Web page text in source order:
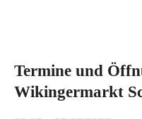
Termine und
Wikingermarkt